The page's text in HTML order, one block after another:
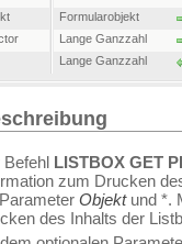
Formularobjekt
Lange Ganzzahl
Lange Ganzzahl
Befehl LISTBOX GET
zum Drucken
Objektund *.
des Inhalts der